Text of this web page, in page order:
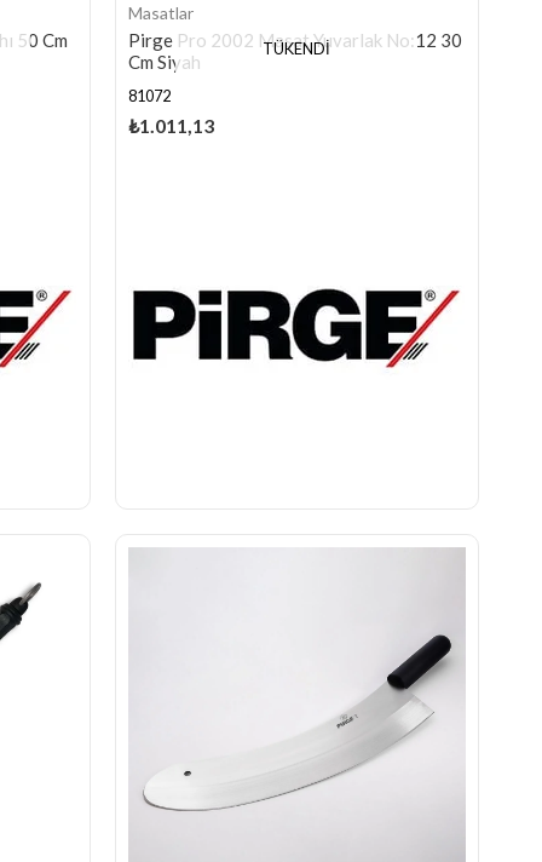
50 Cm
TÜKENDI
Masatlar
Pirge Pro 2002 Masat Yuvarlak No:12 30
Cm Siyah
81072
₺1.011,13